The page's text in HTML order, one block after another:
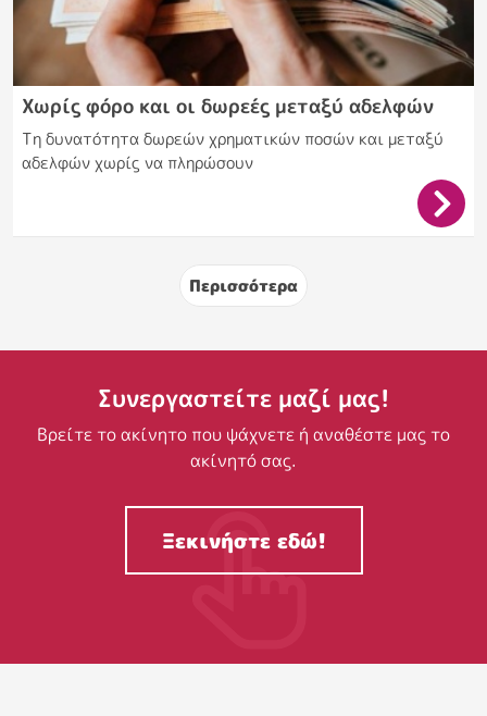
Χωρίς φόρο και οι δωρεές μεταξύ αδελφών
Τη δυνατότητα δωρεών χρηματικών ποσών και μεταξύ
αδελφών χωρίς να πληρώσουν
Περισσότερα
Συνεργαστείτε μαζί μας!
Βρείτε το ακίνητο που ψάχνετε ή αναθέστε μας το
ακίνητό σας.
Ξεκινήστε εδώ!